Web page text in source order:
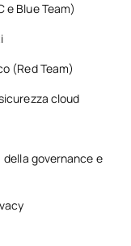
e Blue Team)
(Red Team)
cloud
della governance e